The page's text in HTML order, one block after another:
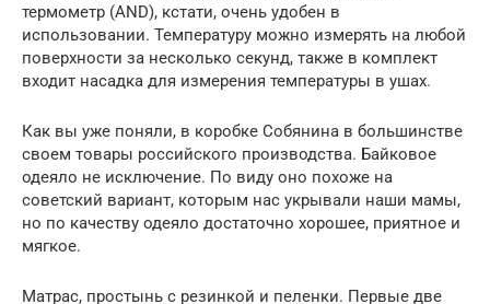
термометр (AND), кстати, очень удобен в
использовании. Температуру можно измерять на любой
поверхности за несколько секунд, также в комплект
входит насадка для измерения температуры в ушах.
Как вы уже поняли, в коробке Собянина в большинстве
своем товары российского производства. Байковое
одеяло не исключение. По виду оно похоже на
советский вариант, которым нас укрывали наши мамы,
но по качеству одеяло достаточно хорошее, приятное и
мягкое.
Матрас, простынь с резинкой и пеленки. Первые две